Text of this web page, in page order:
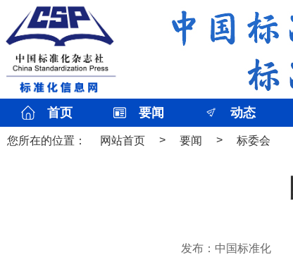
首页 要闻 动态
您所在的位置： 网站首页 > 要闻 > 标委会
发布：中国标准化